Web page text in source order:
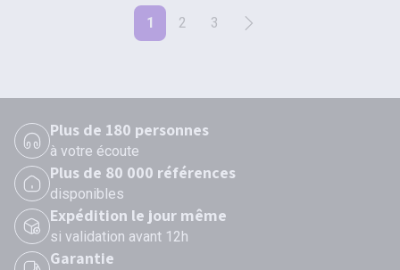
1 2 3
Plus de 180 personnes
à votre écoute
Plus de 80 000 références
disponibles
Expédition le jour même
si validation avant 12h
Garantie